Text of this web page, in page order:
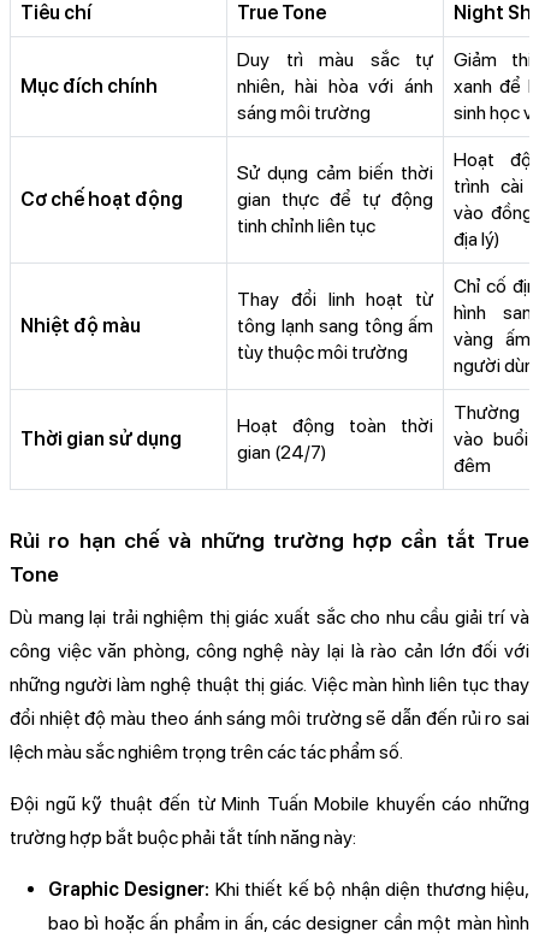
Tiêu chí True Tone Night
Mục đích chính
Duy trì màu sắc tự
nhiên, hài hòa với ánh
sáng môi trường
Giảm
xanh để
sinh học
Cơ chế hoạt động
Sử dụng cảm biến thời
gian thực để tự động
tinh chỉnh liên tục
Hoạt
trình cài
vào
địa lý)
Nhiệt độ màu
Thay đổi linh hoạt từ
tông lạnh sang tông ấm
tùy thuộc môi trường
Chỉ cố
hình
vàng
người
Thời gian sử dụng
Hoạt động toàn thời
gian (24/7)
Thường
vào buổi
đêm
Rủi ro hạn chế và những trường hợp cần tắt True
Tone
Dù mang lại trải nghiệm thị giác xuất sắc cho nhu cầu giải trí và
công việc văn phòng, công nghệ này lại là rào cản lớn đối với
những người làm nghệ thuật thị giác. Việc màn hình liên tục thay
đổi nhiệt độ màu theo ánh sáng môi trường sẽ dẫn đến rủi ro sai
lệch màu sắc nghiêm trọng trên các tác phẩm số.
Đội ngũ kỹ thuật đến từ Minh Tuấn Mobile khuyến cáo những
trường hợp bắt buộc phải tắt tính năng này:
Graphic Designer: Khi thiết kế bộ nhận diện thương hiệu,
bao bì hoặc ấn phẩm in ấn, các designer cần một màn hình